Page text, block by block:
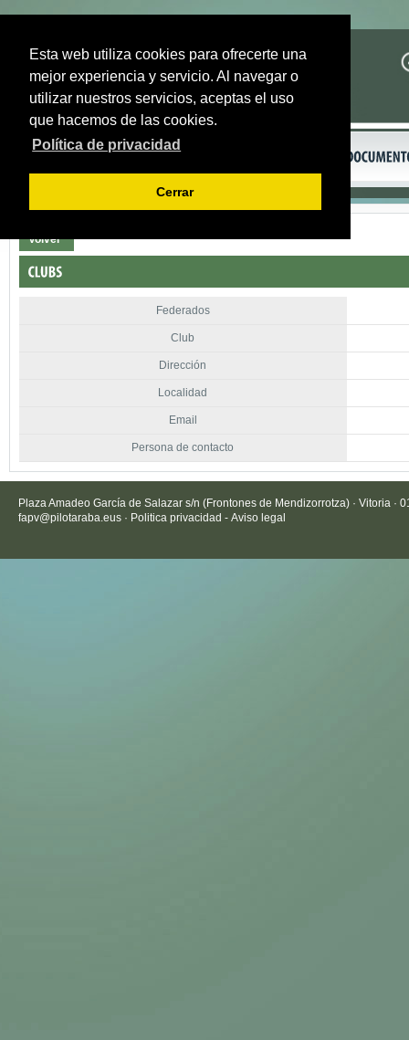
Esta web utiliza cookies para ofrecerte una
mejor experiencia y servicio. Al navegar o
utilizar nuestros servicios, aceptas el uso
que hacemos de las cookies.
Política de privacidad
Cerrar
Volver
Federados
Club
Dirección
Localidad
Email
Persona de contacto
Plaza Amadeo García de Salazar s/n (Frontones de Mendizorrotza) · Vitoria ·
fapv@pilotaraba.eus · Politica privacidad - Aviso legal